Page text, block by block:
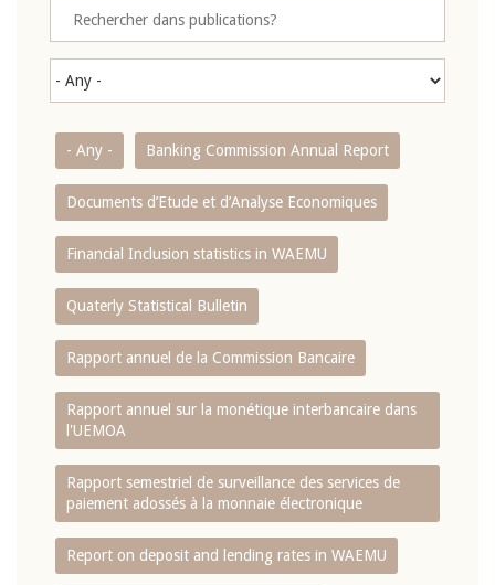
- Any - Banking Commission Annual Report
Documents d’Etude et d’Analyse Economiques
Financial Inclusion statistics in WAEMU
Quaterly Statistical Bulletin
Rapport annuel de la Commission Bancaire
Rapport annuel sur la monétique interbancaire dans
l'UEMOA
Rapport semestriel de surveillance des services de
paiement adossés à la monnaie électronique
Report on deposit and lending rates in WAEMU